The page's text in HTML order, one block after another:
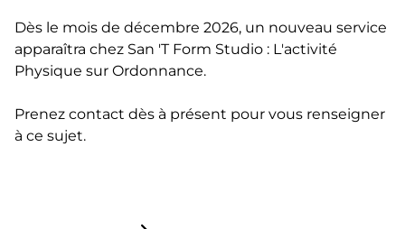
Dès le mois de décembre 2026, un nouveau service
apparaîtra chez San 'T Form Studio : L'activité
Physique sur Ordonnance.
Prenez contact dès à présent pour vous renseigner
à ce sujet.